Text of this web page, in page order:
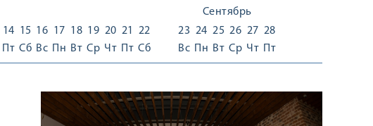
14
Пт
15
Сб
16
Вс
17
Пн
18
Вт
19
Ср
20
Чт
21
Пт
22
Сб
Сентябрь
23
Вс
24
Пн
25
Вт
26
Ср
27
Чт
28
Пт